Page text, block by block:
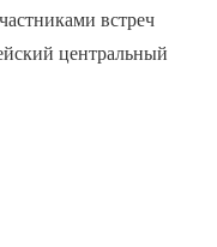
встреч
центральный